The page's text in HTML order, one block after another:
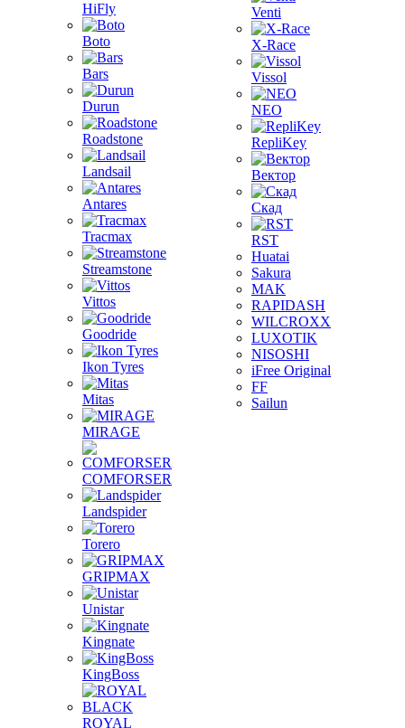
HiFly
Boto
Bars
Durun
Roadstone
Landsail
Antares
Tracmax
Streamstone
Vittos
Goodride
Ikon Tyres
Mitas
MIRAGE
COMFORSER
Landspider
Torero
GRIPMAX
Unistar
Kingnate
KingBoss
ROYAL
Venti
X-Race
Vissol
NEO
RepliKey
Вектор
Скад
RST
Huatai
Sakura
MAK
RAPIDASH
WILCROXX
LUXOTIK
NISOSHI
iFree Original
FF
Sailun